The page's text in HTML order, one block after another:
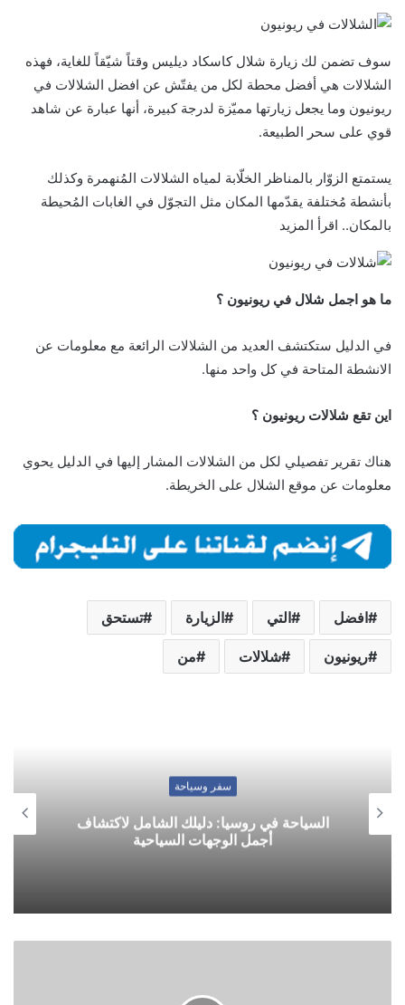
سوف تضمن لك زيارة شلال كاسكاد ديليس وقتاً شيّقاً للغاية، فهذه
الشلالات هي أفضل محطة لكل من يفتّش عن افضل الشلالات في
ريونيون وما يجعل زيارتها مميّزة لدرجة كبيرة، أنها عبارة عن شاهد
قوي على سحر الطبيعة.
يستمتع الزوّار بالمناظر الخلّابة لمياه الشلالات المُنهمرة وكذلك
بأنشطة مُختلفة يقدّمها المكان مثل التجوّل في الغابات المُحيطة
بالمكان.. اقرأ المزيد
ما هو اجمل شلال في ريونيون ؟
في الدليل ستكتشف العديد من الشلالات الرائعة مع معلومات عن
الانشطة المتاحة في كل واحد منها.
اين تقع شلالات ريونيون ؟
هناك تقرير تفصيلي لكل من الشلالات المشار إليها في الدليل يحوي
معلومات عن موقع الشلال على الخريطة.
افضل التي الزيارة تستحق
ريونيون شلالات من
سفر وسياحة
السياحة في روسيا: دليلك الشامل لاكتشاف
أجمل الوجهات السياحية